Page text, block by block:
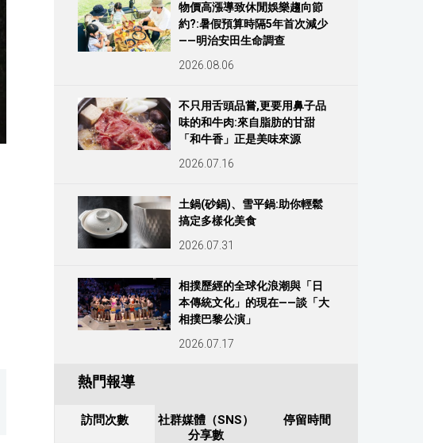
物價高漲導致休閒娛樂趨向節
約?:暑假預算時隔5年首次減少
——明治安田生命調查
2026.08.06
不只用舌頭品嘗,更要用鼻子品
味的和牛肉:來自脂肪的甘甜
「和牛香」正是美味來源
2026.07.16
土鍋(砂鍋)、雪平鍋:助你輕鬆
搞定多樣化美食
2026.07.31
相撲歷經的全球化浪潮與「日
本傳統文化」的現在——談「大
相撲巴黎公演」
2026.07.17
熱門報導
訪問次數
社群媒體（SNS）
分享數
停留時間